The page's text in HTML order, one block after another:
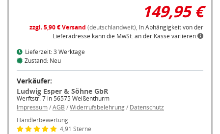
149,95 €
zzgl. 5,90 € Versand (deutschlandweit), In Abhängigkeit von der
Lieferadresse kann die MwSt. an der Kasse variieren.
Lieferzeit: 3 Werktage
Zustand: Neu
Verkäufer:
Ludwig Esper & Söhne GbR
Werftstr. 7 in 56575 Weißenthurm
Impressum/AGB /Widerrufsbelehrung/ Datenschutz
Händlerbewertung
4,91 Sterne